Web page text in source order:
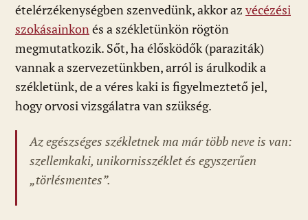
ételérzékenységben szenvedünk, akkor az vécézési
szokásainkonés a székletünkön rögtön
megmutatkozik. Sőt, ha élősködők (paraziták)
vannak a szervezetünkben, arról is árulkodik a
székletünk, de a véres kaki is figyelmeztető jel,
hogy orvosi vizsgálatra van szükség.
Az egészséges székletnek ma már több neve is van:
szellemkaki, unikornisszéklet és egyszerűen
„törlésmentes”.